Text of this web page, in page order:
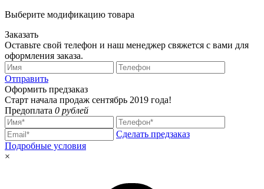
Выберите модификацию товара
Заказать
Оставьте свой телефон и наш менеджер свяжется с вами для
оформления заказа.
Отправить
Оформить предзаказ
Старт начала продаж сентябрь 2019 года!
Предоплата 0 рублей
Сделать предзаказ
Подробные условия
×